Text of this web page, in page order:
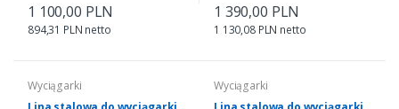
1 100,00 PLN
894,31 PLN netto
1 390,00 PLN
1 130,08 PLN netto
Wyciągarki
Wyciągarki